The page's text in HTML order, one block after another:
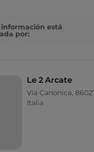
está
por:
Le 2 Arcate
Via Canonica,
Italia